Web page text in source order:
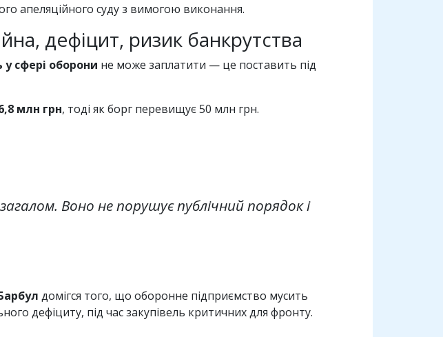
апеляційного суду з вимогою виконання.
дефіцит, ризик банкрутства
сфері оборони не може заплатити — це поставить під
млн грн, тоді як борг перевищує 50 млн грн.
Воно не порушує публічний порядок і
домігся того, що оборонне підприємство мусить
дефіциту, під час закупівель критичних для фронту.